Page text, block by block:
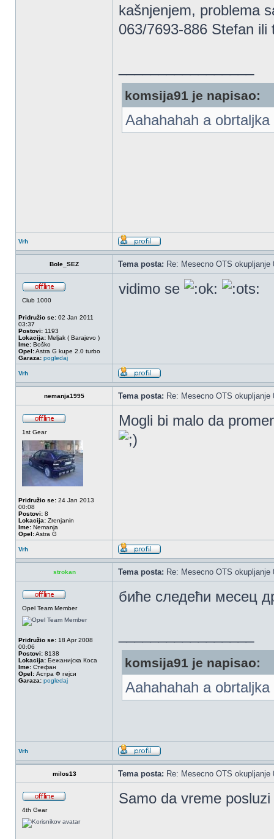
kašnjenjem, problema
063/7693-886 Stefan
komsija91 je napisao:
Aahahahah a
Vrh
Bole_SEZ Tema posta: Re: Mesecno OTS
Club 1000
Pridružio se: 02 Jan 2011
03:37
Postovi: 1193
Lokacija: Meljak ( Barajevo )
Ime: Boško
Opel:Astra G kupe 2.0 turbo
Garaza: pogledaj
vidimo se
Vrh
nemanja1995 Tema posta: Re: Mesecno OTS
1st Gear
Pridružio se: 24 Jan 2013
00:08
Postovi: 8
Lokacija: Zrenjanin
Ime: Nemanja
Opel:Astra G
Mogli bi malo da
Vrh
strokan Tema posta: Re: Mesecno OTS
Opel Team Member
Pridružio se: 18 Apr 2008
00:06
Postovi: 8138
Lokacija: Бежанијска Коса
Ime: Стефан
Opel: Астра Ф гејси
Garaza: pogledaj
биће следећи месец
komsija91 je napisao:
Aahahahah a
Vrh
milos13 Tema posta: Re: Mesecno OTS
4th Gear
Samo da vreme